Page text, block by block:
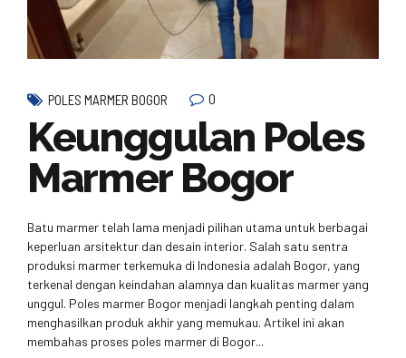
POLES MARMER BOGOR 0
Keunggulan Poles
Marmer Bogor
Batu marmer telah lama menjadi pilihan utama untuk berbagai
keperluan arsitektur dan desain interior. Salah satu sentra
produksi marmer terkemuka di Indonesia adalah Bogor, yang
terkenal dengan keindahan alamnya dan kualitas marmer yang
unggul. Poles marmer Bogor menjadi langkah penting dalam
menghasilkan produk akhir yang memukau. Artikel ini akan
membahas proses poles marmer di Bogor...